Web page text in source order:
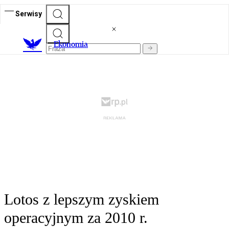
Serwisy
Ekonomia
Lotos z lepszym zyskiem
operacyjnym za 2010 r.